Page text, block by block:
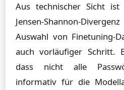
Aus technischer Sicht
Jensen-Shannon-
Auswahl von Finetuning-
auch vorläufiger Schritt.
dass nicht alle
informativ für die